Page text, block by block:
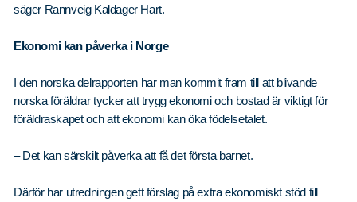
säger Rannveig Kaldager Hart.
Ekonomi kan påverka i Norge
I den norska delrapporten har man kommit fram till att blivande
norska föräldrar tycker att trygg ekonomi och bostad är viktigt för
föräldraskapet och att ekonomi kan öka födelsetalet.
– Det kan särskilt påverka att få det första barnet.
Därför har utredningen gett förslag på extra ekonomiskt stöd till
efter: